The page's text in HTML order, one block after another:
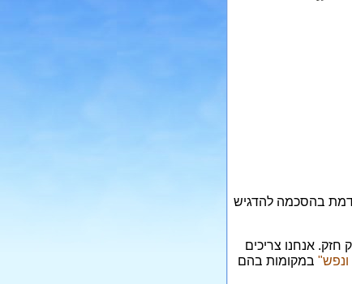
בהסכמה להדגיש
חזק. אנחנו צריכים
ונפש" במקומות בהם